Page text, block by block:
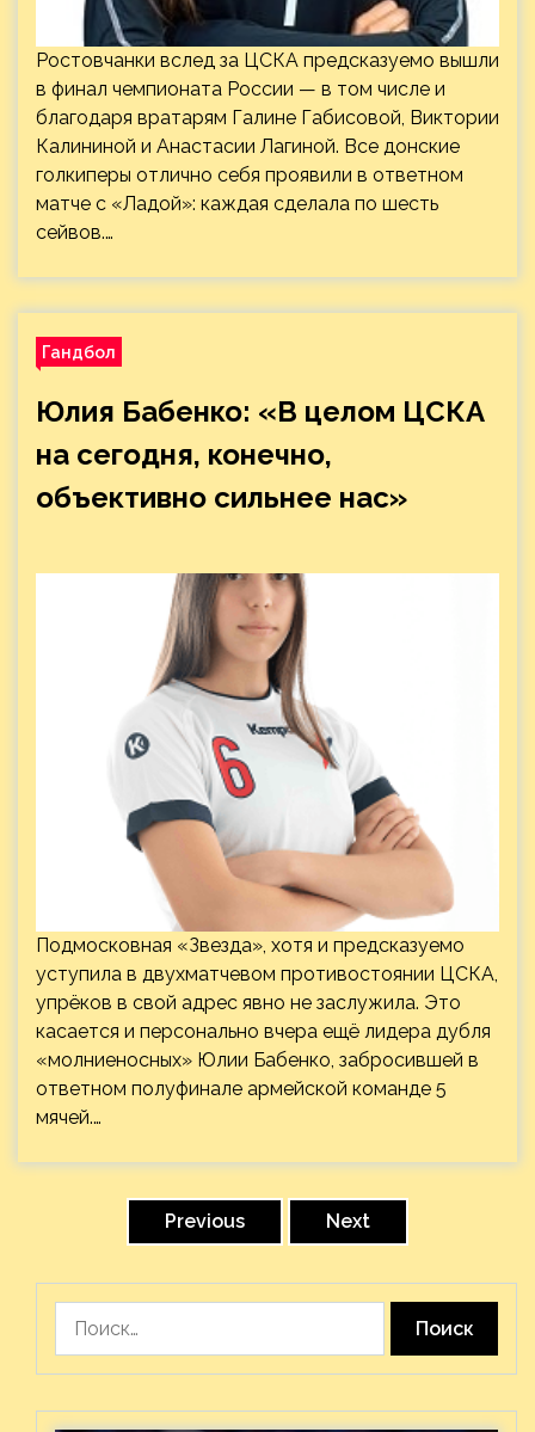
Ростовчанки вслед за ЦСКА предсказуемо вышли
в финал чемпионата России — в том числе и
благодаря вратарям Галине Габисовой, Виктории
Калининой и Анастасии Лагиной. Все донские
голкиперы отлично себя проявили в ответном
матче с «Ладой»: каждая сделала по шесть
сейвов.…
Гандбол
Юлия Бабенко: «В целом ЦСКА
на сегодня, конечно,
объективно сильнее нас»
Подмосковная «Звезда», хотя и предсказуемо
уступила в двухматчевом противостоянии ЦСКА,
упрёков в свой адрес явно не заслужила. Это
касается и персонально вчера ещё лидера дубля
«молниеносных» Юлии Бабенко, забросившей в
ответном полуфинале армейской команде 5
мячей.…
Previous Next